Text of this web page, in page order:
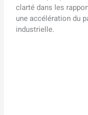
clarté dans les
une accélération du
industrielle.